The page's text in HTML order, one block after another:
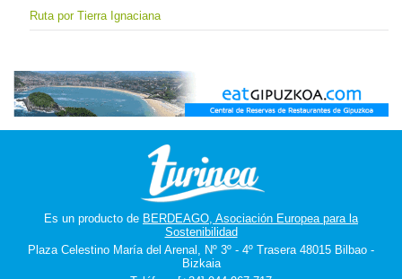
Ruta por Tierra Ignaciana
Es un producto de BERDEAGO, Asociación Europea para la
Sostenibilidad
Plaza Celestino María del Arenal, Nº 3º - 4º Trasera 48015 Bilbao -
Bizkaia